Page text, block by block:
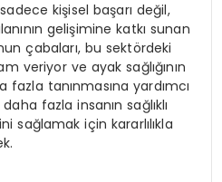
kişisel başarı değil,
gelişimine katkı sunan
çabaları, bu sektördeki
veriyor ve ayak sağlığının
tanınmasına yardımcı
fazla insanın sağlıklı
sağlamak için kararlılıkla